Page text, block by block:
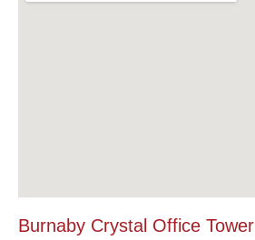
Burnaby Crystal Office Tower